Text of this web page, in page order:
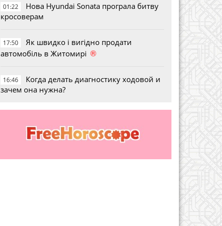
01:22
Нова Hyundai Sonata програла битву
кросоверам
17:50
Як швидко і вигідно продати
автомобіль в Житомирі ®
16:46
Когда делать диагностику ходовой и
зачем она нужна?